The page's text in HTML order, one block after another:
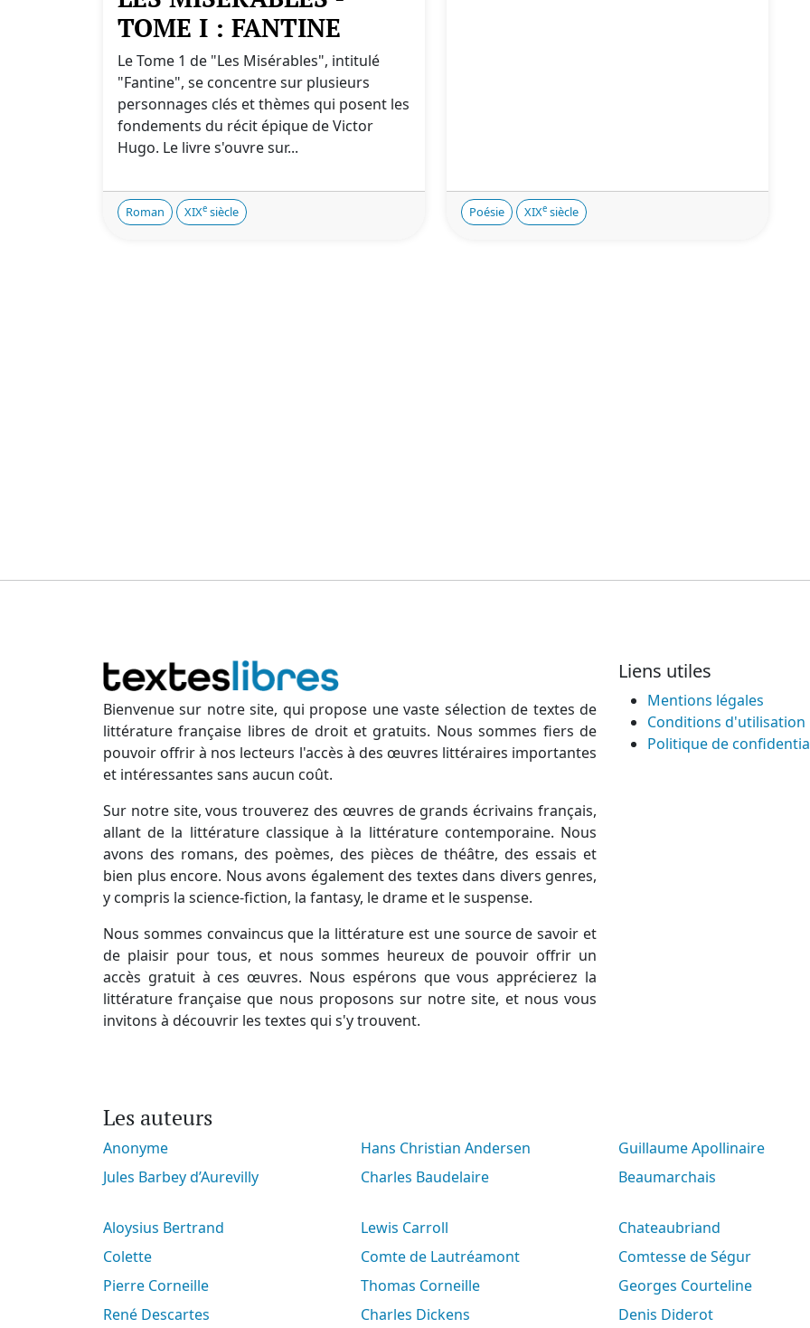
TOME I : FANTINE
Le Tome 1 de "Les Misérables", intitulé
"Fantine", se concentre sur plusieurs
personnages clés et thèmes qui posent les
fondements du récit épique de Victor
Hugo. Le livre s'ouvre sur...
Roman XIXe siècle Poésie XIXe siècle
Bienvenue sur notre site, qui propose une vaste sélection de textes de
littérature française libres de droit et gratuits. Nous sommes fiers de
pouvoir offrir à nos lecteurs l'accès à des œuvres littéraires importantes
et intéressantes sans aucun coût.
Sur notre site, vous trouverez des œuvres de grands écrivains français,
allant de la littérature classique à la littérature contemporaine. Nous
avons des romans, des poèmes, des pièces de théâtre, des essais et
bien plus encore. Nous avons également des textes dans divers genres,
y compris la science-fiction, la fantasy, le drame et le suspense.
Nous sommes convaincus que la littérature est une source de savoir et
de plaisir pour tous, et nous sommes heureux de pouvoir offrir un
accès gratuit à ces œuvres. Nous espérons que vous apprécierez la
littérature française que nous proposons sur notre site, et nous vous
invitons à découvrir les textes qui s'y trouvent.
Liens utiles
Mentions légales
Conditions d'utilisation
Politique de
Les auteurs
Anonyme Hans Christian Andersen
Guillaume Apollinaire
Jules Barbey d’Aurevilly
Charles Baudelaire Beaumarchais
Aloysius Bertrand Lewis Carroll
Chateaubriand
Colette
Comte de Lautréamont
Comtesse de Ségur
Pierre Corneille
Thomas Corneille
Georges Courteline
René Descartes
Charles Dickens Denis Diderot